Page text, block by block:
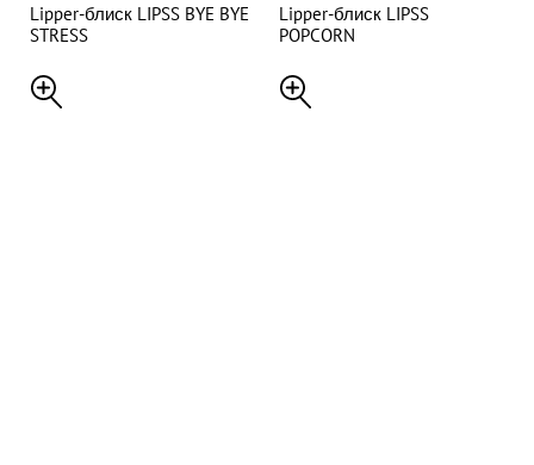
Lipper-блиск LIPSS BYE BYE
STRESS
Lipper-блиск LIPSS
POPCORN